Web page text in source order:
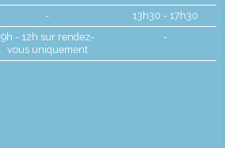
-
13h30 - 17h30
9h - 12h sur rendez-
vous uniquement
-